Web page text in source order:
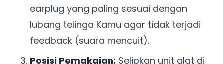
earplug yang paling sesuai dengan
lubang telinga Kamu agar tidak terjadi
feedback (suara mencuit).
Posisi Pemakaian: Selipkan unit alat di